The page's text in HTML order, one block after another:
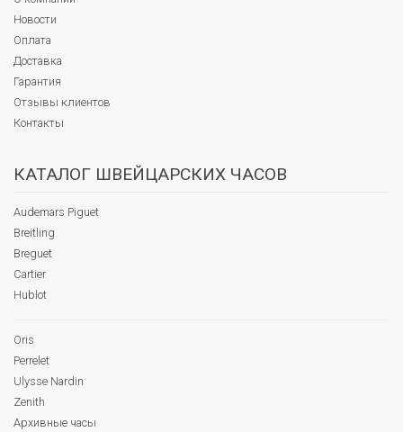
Новости
Оплата
Доставка
Гарантия
Отзывы клиентов
Контакты
КАТАЛОГ ШВЕЙЦАРСКИХ ЧАСОВ
Audemars Piguet
Breitling
Breguet
Cartier
Hublot
Oris
Perrelet
Ulysse Nardin
Zenith
Архивные часы